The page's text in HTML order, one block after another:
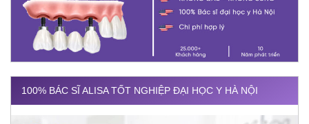
100% BÁC SĨ ALISA TỐT NGHIỆP ĐẠI HỌC Y HÀ NỘI